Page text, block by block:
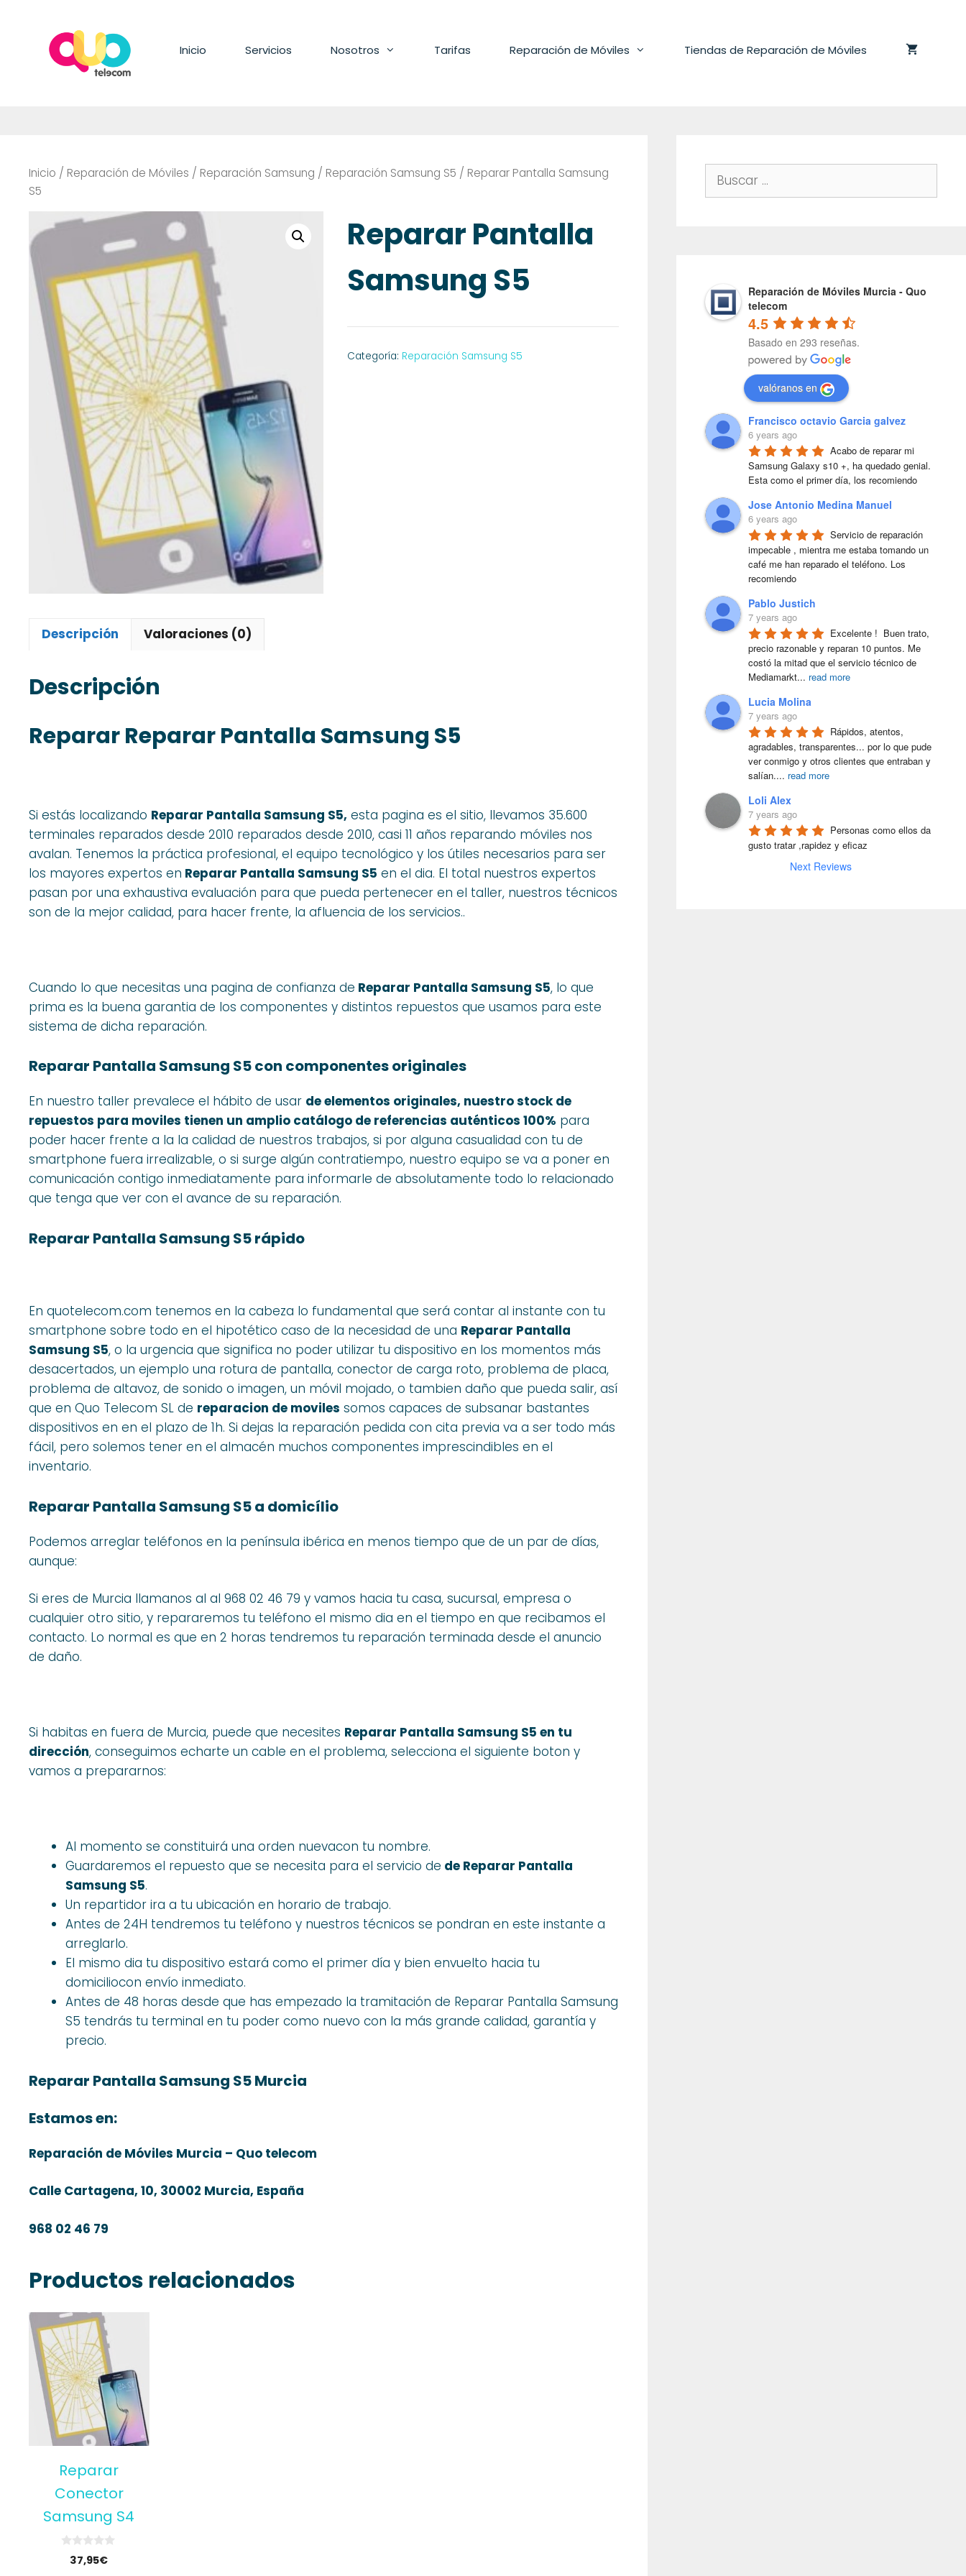
contenido
Inicio Servicios Nosotros Tarifas Reparación de Móviles Tiendas de Reparación de Móviles
Inicio / Reparación de Móviles / Reparación Samsung / Reparación Samsung S5 / Reparar Pantalla Samsung
S5
Reparar Pantalla
Samsung S5
Categoría: Reparación Samsung S5
Descripción Valoraciones (0)
Descripción
Reparar Reparar Pantalla Samsung S5
Si estás localizando Reparar Pantalla Samsung S5, esta pagina es el sitio, llevamos 35.600
terminales reparados desde 2010 reparados desde 2010, casi 11 años reparando móviles nos
avalan. Tenemos la práctica profesional, el equipo tecnológico y los útiles necesarios para ser
los mayores expertos en Reparar Pantalla Samsung S5 en el dia. El total nuestros expertos
pasan por una exhaustiva evaluación para que pueda pertenecer en el taller, nuestros técnicos
son de la mejor calidad, para hacer frente, la afluencia de los servicios..
Cuando lo que necesitas una pagina de confianza de Reparar Pantalla Samsung S5, lo que
prima es la buena garantia de los componentes y distintos repuestos que usamos para este
sistema de dicha reparación.
Reparar Pantalla Samsung S5 con componentes originales
En nuestro taller prevalece el hábito de usar de elementos originales, nuestro stock de
repuestos para moviles tienen un amplio catálogo de referencias auténticos 100% para
poder hacer frente a la la calidad de nuestros trabajos, si por alguna casualidad con tu de
smartphone fuera irrealizable, o si surge algún contratiempo, nuestro equipo se va a poner en
comunicación contigo inmediatamente para informarle de absolutamente todo lo relacionado
que tenga que ver con el avance de su reparación.
Reparar Pantalla Samsung S5 rápido
En quotelecom.com tenemos en la cabeza lo fundamental que será contar al instante con tu
smartphone sobre todo en el hipotético caso de la necesidad de una Reparar Pantalla
Samsung S5, o la urgencia que significa no poder utilizar tu dispositivo en los momentos más
desacertados, un ejemplo una rotura de pantalla, conector de carga roto, problema de placa,
problema de altavoz, de sonido o imagen, un móvil mojado, o tambien daño que pueda salir, así
que en Quo Telecom SL de reparacion de moviles somos capaces de subsanar bastantes
dispositivos en en el plazo de 1h. Si dejas la reparación pedida con cita previa va a ser todo más
fácil, pero solemos tener en el almacén muchos componentes imprescindibles en el
inventario.
Reparar Pantalla Samsung S5 a domicílio
Podemos arreglar teléfonos en la península ibérica en menos tiempo que de un par de días,
aunque:
Si eres de Murcia llamanos al al 968 02 46 79 y vamos hacia tu casa, sucursal, empresa o
cualquier otro sitio, y repararemos tu teléfono el mismo dia en el tiempo en que recibamos el
contacto. Lo normal es que en 2 horas tendremos tu reparación terminada desde el anuncio
de daño.
Si habitas en fuera de Murcia, puede que necesites Reparar Pantalla Samsung S5 en tu
dirección, conseguimos echarte un cable en el problema, selecciona el siguiente boton y
vamos a prepararnos:
Al momento se constituirá una orden nuevacon tu nombre.
Guardaremos el repuesto que se necesita para el servicio de de Reparar Pantalla
Samsung S5.
Un repartidor ira a tu ubicación en horario de trabajo.
Antes de 24H tendremos tu teléfono y nuestros técnicos se pondran en este instante a
arreglarlo.
El mismo dia tu dispositivo estará como el primer día y bien envuelto hacia tu
domiciliocon envío inmediato.
Antes de 48 horas desde que has empezado la tramitación de Reparar Pantalla Samsung
S5 tendrás tu terminal en tu poder como nuevo con la más grande calidad, garantía y
precio.
Reparar Pantalla Samsung S5 Murcia
Estamos en:
Reparación de Móviles Murcia – Quo telecom
Calle Cartagena, 10, 30002 Murcia, España
968 02 46 79
Productos relacionados
Reparar
Conector
Samsung S4
37,95€
Buscar:
Reparación de Móviles Murcia - Quo
telecom
4.5
Basado en 293 reseñas.
valóranos en
Francisco octavio Garcia galvez
6 years ago
Acabo de reparar mi
Samsung Galaxy s10 +, ha quedado genial.
Esta como el primer día, los recomiendo
Jose Antonio Medina Manuel
6 years ago
Servicio de reparación
impecable , mientra me estaba tomando un
café me han reparado el teléfono. Los
recomiendo
Pablo Justich
7 years ago
Excelente !  Buen trato,
precio razonable y reparan 10 puntos. Me
costó la mitad que el servicio técnico de
Mediamarkt... read more
Lucia Molina
7 years ago
Rápidos, atentos,
agradables, transparentes... por lo que pude
ver conmigo y otros clientes que entraban y
salían.... read more
Loli Alex
7 years ago
Personas como ellos da
gusto tratar ,rapidez y eficaz
Next Reviews